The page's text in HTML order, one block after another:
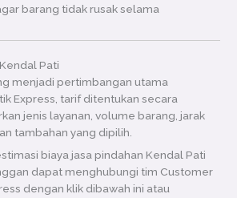
barang tidak rusak selama
Kendal Pati
menjadi pertimbangan utama
Express, tarif ditentukan secara
jenis layanan, volume barang, jarak
tambahan yang dipilih.
biaya jasa pindahan Kendal Pati
dapat menghubungi tim Customer
dengan klik dibawah ini atau